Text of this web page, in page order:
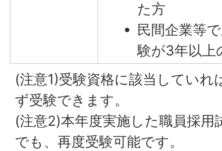
た方
民間企業等
験が3年以上
(注意1)受験資格に該当していれ
ず受験できます。
(注意2)本年度実施した職員採用
でも、再度受験可能です。